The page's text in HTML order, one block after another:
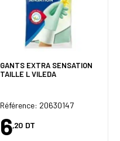
GANTS EXTRA SENSATION
TAILLE L VILEDA
Référence: 20630147
6,20 DT